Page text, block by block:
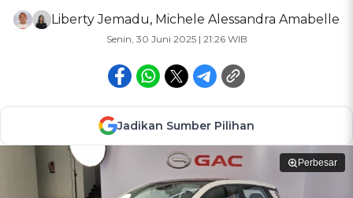
Liberty Jemadu, Michele Alessandra Amabelle
Senin, 30 Juni 2025 | 21:26 WIB
Jadikan Sumber Pilihan
Perbesar